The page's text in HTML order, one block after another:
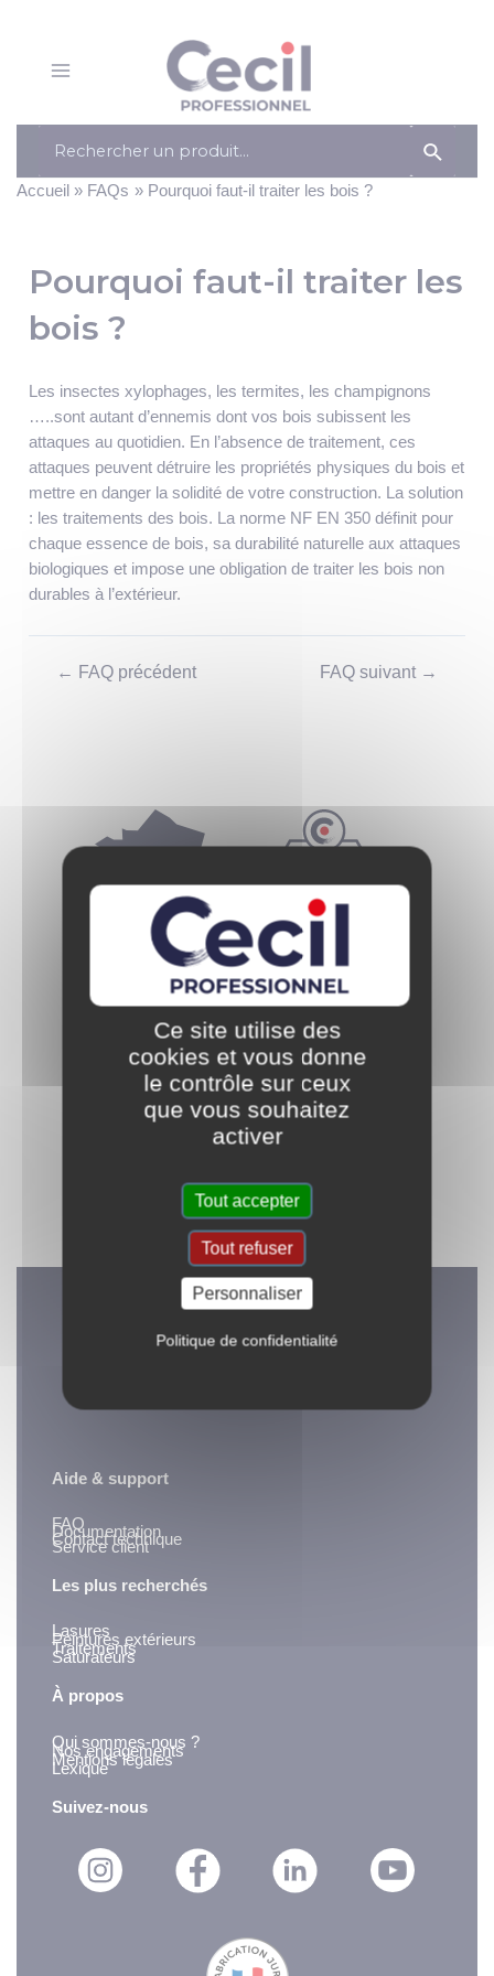
contenu
Menu
Search
for:
Accueil
FAQs Pourquoi faut-il traiter les bois ?
Pourquoi faut-il traiter les
bois ?
Les insectes xylophages, les termites, les champignons
…..sont autant d’ennemis dont vos bois subissent les
attaques au quotidien. En l’absence de traitement, ces
attaques peuvent détruire les propriétés physiques du bois et
mettre en danger la solidité de votre construction. La solution
: les traitements des bois. La norme NF EN 350 définit pour
chaque essence de bois, sa durabilité naturelle aux attaques
biologiques et impose une obligation de traiter les bois non
durables à l’extérieur.
Navigation
← FAQ précédent FAQ suivant →
Fabriquée en France
Au service des artisans
multimétiers & des
Réservée aux négoces
Des solutions pour
Aide & support
FAQ
Documentation
Contact technique
Service client
Les plus recherchés
Lasures
Peintures extérieurs
Traitements
Saturateurs
À propos
Qui sommes-nous ?
Nos engagements
Mentions légales
Lexique
Suivez-nous
Ce site utilise des
cookies et vous donne
le contrôle sur ceux
que vous souhaitez
activer
Tout accepter
Tout refuser
Personnaliser
Politique de confidentialité